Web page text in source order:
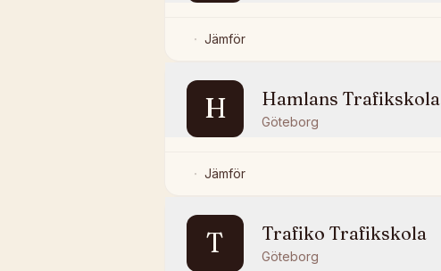
Jämför
H Hamlans Trafikskola
Göteborg
Jämför
T Trafiko Trafikskola
Göteborg